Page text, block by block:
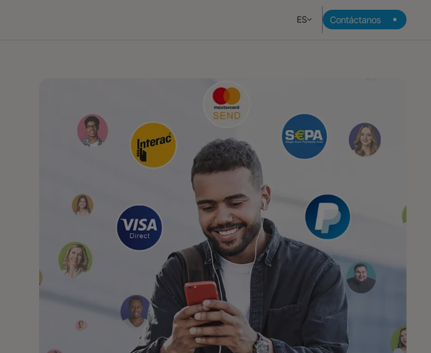
ES Contáctanos